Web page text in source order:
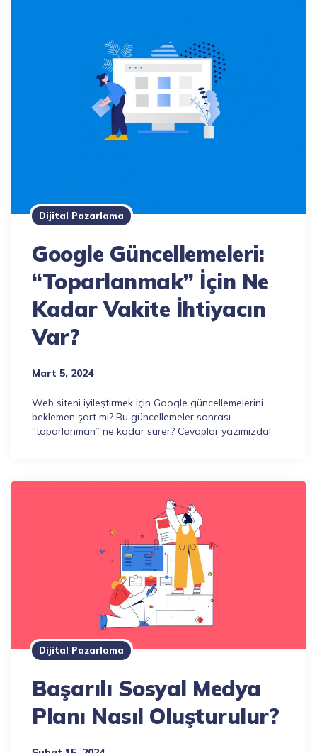
Dijital Pazarlama
Google Güncellemeleri:
“Toparlanmak” İçin Ne
Kadar Vakite İhtiyacın
Var?
Mart 5, 2024
Web siteni iyileştirmek için Google güncellemelerini
beklemen şart mı? Bu güncellemeler sonrası
“toparlanman” ne kadar sürer? Cevaplar yazımızda!
Dijital Pazarlama
Başarılı Sosyal Medya
Planı Nasıl Oluşturulur?